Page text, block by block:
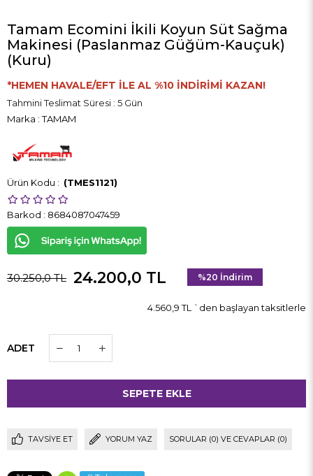
Tamam Ecomini İkili Koyun Süt Sağma
Makinesi (Paslanmaz Güğüm-Kauçuk)
(Kuru)
*HEMEN HAVALE/EFT İLE AL %10 İNDİRİMİ KAZAN!
Tahmini Teslimat Süresi : 5 Gün
Marka : TAMAM
(TMES1121)
Barkod : 8684087047459
30.250,0 TL 24.200,0 TL %20 İndirim
4.560,9 TL `den başlayan taksitlerle
ADET
TAVSIYE ET YORUM YAZ SORULAR (0) VE CEVAPLAR (0)